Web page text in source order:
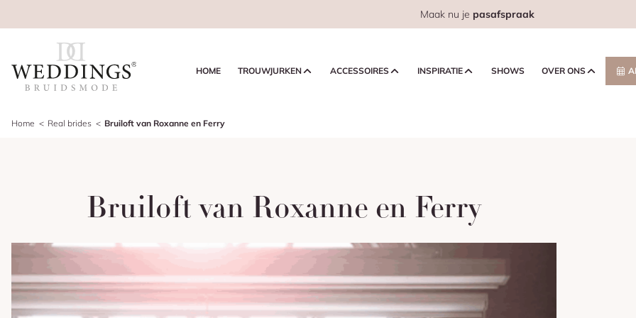
Maak nu je pasafspraak
HOME TROUWJURKEN ACCESSOIRES INSPIRATIE SHOWS OVER ONS
Home Real brides Bruiloft van Roxanne en Ferry
Bruiloft van Roxanne en Ferry